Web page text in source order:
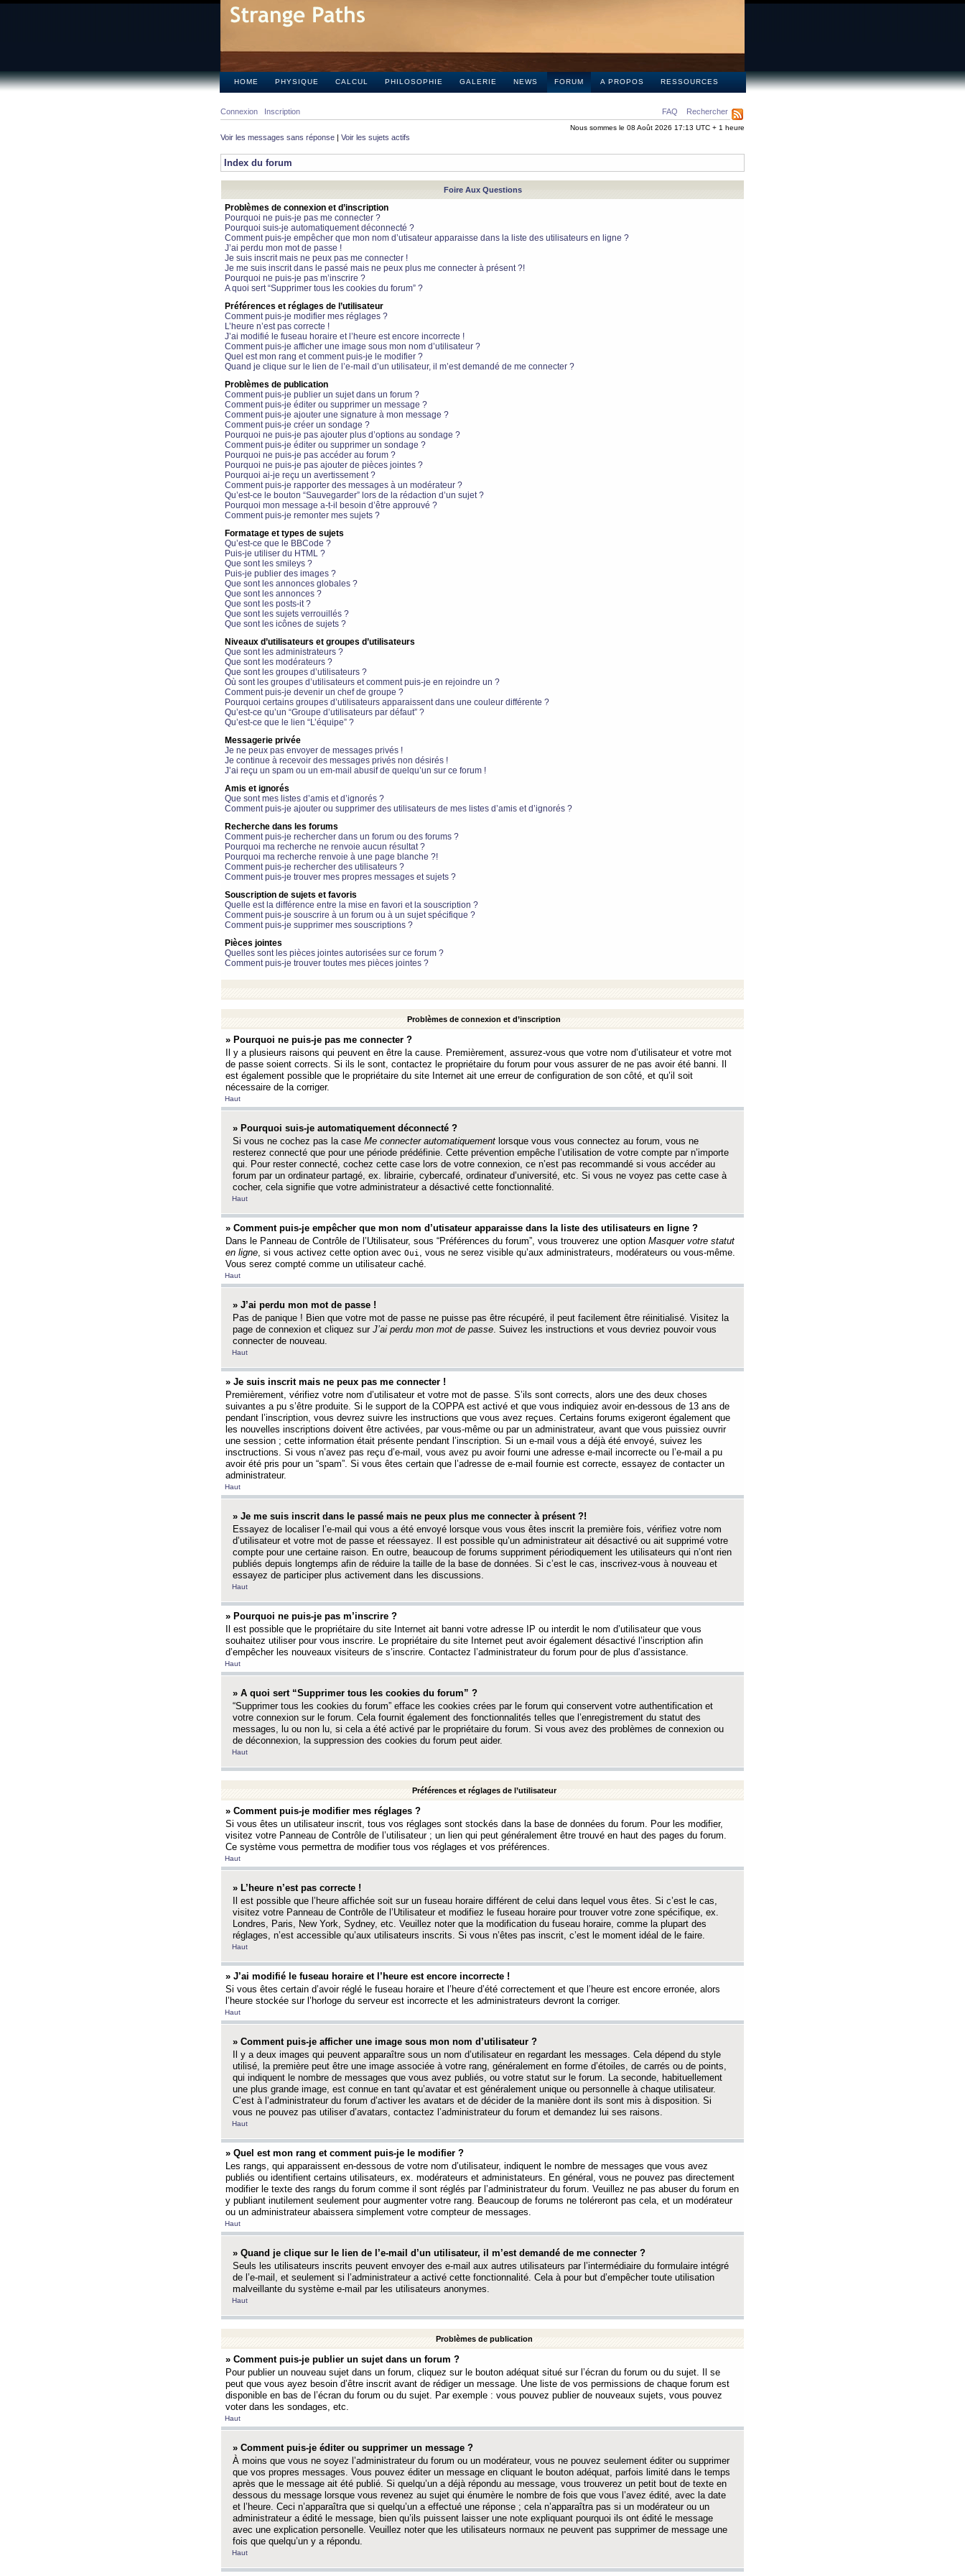
HOME PHYSIQUE CALCUL PHILOSOPHIE GALERIE NEWS FORUM A PROPOS RESSOURCES
FAQ Rechercher
Connexion Inscription
Nous sommes le 08 Août 2026 17:13 UTC + 1 heure
Voir les messages sans réponse | Voir les sujets actifs
Index du forum
Foire Aux Questions
Problèmes de connexion et d’inscription
Pourquoi ne puis-je pas me connecter ?
Pourquoi suis-je automatiquement déconnecté ?
Comment puis-je empêcher que mon nom d’utisateur apparaisse dans la liste des utilisateurs en ligne ?
J’ai perdu mon mot de passe !
Je suis inscrit mais ne peux pas me connecter !
Je me suis inscrit dans le passé mais ne peux plus me connecter à présent ?!
Pourquoi ne puis-je pas m’inscrire ?
A quoi sert “Supprimer tous les cookies du forum” ?
Préférences et réglages de l’utilisateur
Comment puis-je modifier mes réglages ?
L’heure n’est pas correcte !
J’ai modifié le fuseau horaire et l’heure est encore incorrecte !
Comment puis-je afficher une image sous mon nom d’utilisateur ?
Quel est mon rang et comment puis-je le modifier ?
Quand je clique sur le lien de l’e-mail d’un utilisateur, il m’est demandé de me connecter ?
Problèmes de publication
Comment puis-je publier un sujet dans un forum ?
Comment puis-je éditer ou supprimer un message ?
Comment puis-je ajouter une signature à mon message ?
Comment puis-je créer un sondage ?
Pourquoi ne puis-je pas ajouter plus d’options au sondage ?
Comment puis-je éditer ou supprimer un sondage ?
Pourquoi ne puis-je pas accéder au forum ?
Pourquoi ne puis-je pas ajouter de pièces jointes ?
Pourquoi ai-je reçu un avertissement ?
Comment puis-je rapporter des messages à un modérateur ?
Qu’est-ce le bouton “Sauvegarder” lors de la rédaction d’un sujet ?
Pourquoi mon message a-t-il besoin d’être approuvé ?
Comment puis-je remonter mes sujets ?
Formatage et types de sujets
Qu’est-ce que le BBCode ?
Puis-je utiliser du HTML ?
Que sont les smileys ?
Puis-je publier des images ?
Que sont les annonces globales ?
Que sont les annonces ?
Que sont les posts-it ?
Que sont les sujets verrouillés ?
Que sont les icônes de sujets ?
Niveaux d’utilisateurs et groupes d’utilisateurs
Que sont les administrateurs ?
Que sont les modérateurs ?
Que sont les groupes d’utilisateurs ?
Où sont les groupes d’utilisateurs et comment puis-je en rejoindre un ?
Comment puis-je devenir un chef de groupe ?
Pourquoi certains groupes d’utilisateurs apparaissent dans une couleur différente ?
Qu’est-ce qu’un “Groupe d’utilisateurs par défaut” ?
Qu’est-ce que le lien “L’équipe” ?
Messagerie privée
Je ne peux pas envoyer de messages privés !
Je continue à recevoir des messages privés non désirés !
J’ai reçu un spam ou un em-mail abusif de quelqu’un sur ce forum !
Amis et ignorés
Que sont mes listes d’amis et d’ignorés ?
Comment puis-je ajouter ou supprimer des utilisateurs de mes listes d’amis et d’ignorés ?
Recherche dans les forums
Comment puis-je rechercher dans un forum ou des forums ?
Pourquoi ma recherche ne renvoie aucun résultat ?
Pourquoi ma recherche renvoie à une page blanche ?!
Comment puis-je rechercher des utilisateurs ?
Comment puis-je trouver mes propres messages et sujets ?
Souscription de sujets et favoris
Quelle est la différence entre la mise en favori et la souscription ?
Comment puis-je souscrire à un forum ou à un sujet spécifique ?
Comment puis-je supprimer mes souscriptions ?
Pièces jointes
Quelles sont les pièces jointes autorisées sur ce forum ?
Comment puis-je trouver toutes mes pièces jointes ?
Problèmes de connexion et d’inscription
» Pourquoi ne puis-je pas me connecter ?
Il y a plusieurs raisons qui peuvent en être la cause. Premièrement, assurez-vous que votre nom d’utilisateur et votre mot
de passe soient corrects. Si ils le sont, contactez le propriétaire du forum pour vous assurer de ne pas avoir été banni. Il
est également possible que le propriétaire du site Internet ait une erreur de configuration de son côté, et qu’il soit
nécessaire de la corriger.
Haut
» Pourquoi suis-je automatiquement déconnecté ?
Si vous ne cochez pas la case Me connecter automatiquement lorsque vous vous connectez au forum, vous ne
resterez connecté que pour une période prédéfinie. Cette prévention empêche l’utilisation de votre compte par n’importe
qui. Pour rester connecté, cochez cette case lors de votre connexion, ce n’est pas recommandé si vous accéder au
forum par un ordinateur partagé, ex. librairie, cybercafé, ordinateur d’université, etc. Si vous ne voyez pas cette case à
cocher, cela signifie que votre administrateur a désactivé cette fonctionnalité.
Haut
» Comment puis-je empêcher que mon nom d’utisateur apparaisse dans la liste des utilisateurs en ligne ?
Dans le Panneau de Contrôle de l’Utilisateur, sous “Préférences du forum”, vous trouverez une option Masquer votre statut
en ligne, si vous activez cette option avec Oui , vous ne serez visible qu’aux administrateurs, modérateurs ou vous-même.
Vous serez compté comme un utilisateur caché.
Haut
» J’ai perdu mon mot de passe !
Pas de panique ! Bien que votre mot de passe ne puisse pas être récupéré, il peut facilement être réinitialisé. Visitez la
page de connexion et cliquez sur J’ai perdu mon mot de passe. Suivez les instructions et vous devriez pouvoir vous
connecter de nouveau.
Haut
» Je suis inscrit mais ne peux pas me connecter !
Premièrement, vérifiez votre nom d’utilisateur et votre mot de passe. S’ils sont corrects, alors une des deux choses
suivantes a pu s’être produite. Si le support de la COPPA est activé et que vous indiquiez avoir en-dessous de 13 ans de
pendant l’inscription, vous devrez suivre les instructions que vous avez reçues. Certains forums exigeront également que
les nouvelles inscriptions doivent être activées, par vous-même ou par un administrateur, avant que vous puissiez ouvrir
une session ; cette information était présente pendant l’inscription. Si un e-mail vous a déjà été envoyé, suivez les
insctructions. Si vous n’avez pas reçu d’e-mail, vous avez pu avoir fourni une adresse e-mail incorrecte ou l’e-mail a pu
avoir été pris pour un “spam”. Si vous êtes certain que l’adresse de e-mail fournie est correcte, essayez de contacter un
administrateur.
Haut
» Je me suis inscrit dans le passé mais ne peux plus me connecter à présent ?!
Essayez de localiser l’e-mail qui vous a été envoyé lorsque vous vous êtes inscrit la première fois, vérifiez votre nom
d’utilisateur et votre mot de passe et réessayez. Il est possible qu’un administrateur ait désactivé ou ait supprimé votre
compte pour une certaine raison. En outre, beaucoup de forums suppriment périodiquement les utilisateurs qui n’ont rien
publiés depuis longtemps afin de réduire la taille de la base de données. Si c’est le cas, inscrivez-vous à nouveau et
essayez de participer plus activement dans les discussions.
Haut
» Pourquoi ne puis-je pas m’inscrire ?
Il est possible que le propriétaire du site Internet ait banni votre adresse IP ou interdit le nom d’utilisateur que vous
souhaitez utiliser pour vous inscrire. Le propriétaire du site Internet peut avoir également désactivé l’inscription afin
d’empêcher les nouveaux visiteurs de s’inscrire. Contactez l’administrateur du forum pour de plus d’assistance.
Haut
» A quoi sert “Supprimer tous les cookies du forum” ?
“Supprimer tous les cookies du forum” efface les cookies crées par le forum qui conservent votre authentification et
votre connexion sur le forum. Cela fournit également des fonctionnalités telles que l’enregistrement du statut des
messages, lu ou non lu, si cela a été activé par le propriétaire du forum. Si vous avez des problèmes de connexion ou
de déconnexion, la suppression des cookies du forum peut aider.
Haut
Préférences et réglages de l’utilisateur
» Comment puis-je modifier mes réglages ?
Si vous êtes un utilisateur inscrit, tous vos réglages sont stockés dans la base de données du forum. Pour les modifier,
visitez votre Panneau de Contrôle de l’utilisateur ; un lien qui peut généralement être trouvé en haut des pages du forum.
Ce système vous permettra de modifier tous vos réglages et vos préférences.
Haut
» L’heure n’est pas correcte !
Il est possible que l’heure affichée soit sur un fuseau horaire différent de celui dans lequel vous êtes. Si c’est le cas,
visitez votre Panneau de Contrôle de l’Utilisateur et modifiez le fuseau horaire pour trouver votre zone spécifique, ex.
Londres, Paris, New York, Sydney, etc. Veuillez noter que la modification du fuseau horaire, comme la plupart des
réglages, n’est accessible qu’aux utilisateurs inscrits. Si vous n’êtes pas inscrit, c’est le moment idéal de le faire.
Haut
» J’ai modifié le fuseau horaire et l’heure est encore incorrecte !
Si vous êtes certain d’avoir réglé le fuseau horaire et l’heure d’été correctement et que l’heure est encore erronée, alors
l’heure stockée sur l’horloge du serveur est incorrecte et les administrateurs devront la corriger.
Haut
» Comment puis-je afficher une image sous mon nom d’utilisateur ?
Il y a deux images qui peuvent apparaître sous un nom d’utilisateur en regardant les messages. Cela dépend du style
utilisé, la première peut être une image associée à votre rang, généralement en forme d’étoiles, de carrés ou de points,
qui indiquent le nombre de messages que vous avez publiés, ou votre statut sur le forum. La seconde, habituellement
une plus grande image, est connue en tant qu’avatar et est généralement unique ou personnelle à chaque utilisateur.
C’est à l’administrateur du forum d’activer les avatars et de décider de la manière dont ils sont mis à disposition. Si
vous ne pouvez pas utiliser d’avatars, contactez l’administrateur du forum et demandez lui ses raisons.
Haut
» Quel est mon rang et comment puis-je le modifier ?
Les rangs, qui apparaissent en-dessous de votre nom d’utilisateur, indiquent le nombre de messages que vous avez
publiés ou identifient certains utilisateurs, ex. modérateurs et administateurs. En général, vous ne pouvez pas directement
modifier le texte des rangs du forum comme il sont réglés par l’administrateur du forum. Veuillez ne pas abuser du forum en
y publiant inutilement seulement pour augmenter votre rang. Beaucoup de forums ne toléreront pas cela, et un modérateur
ou un administrateur abaissera simplement votre compteur de messages.
Haut
» Quand je clique sur le lien de l’e-mail d’un utilisateur, il m’est demandé de me connecter ?
Seuls les utilisateurs inscrits peuvent envoyer des e-mail aux autres utilisateurs par l’intermédiaire du formulaire intégré
de l’e-mail, et seulement si l’administrateur a activé cette fonctionnalité. Cela à pour but d’empêcher toute utilisation
malveillante du système e-mail par les utilisateurs anonymes.
Haut
Problèmes de publication
» Comment puis-je publier un sujet dans un forum ?
Pour publier un nouveau sujet dans un forum, cliquez sur le bouton adéquat situé sur l’écran du forum ou du sujet. Il se
peut que vous ayez besoin d’être inscrit avant de rédiger un message. Une liste de vos permissions de chaque forum est
disponible en bas de l’écran du forum ou du sujet. Par exemple : vous pouvez publier de nouveaux sujets, vous pouvez
voter dans les sondages, etc.
Haut
» Comment puis-je éditer ou supprimer un message ?
À moins que vous ne soyez l’administrateur du forum ou un modérateur, vous ne pouvez seulement éditer ou supprimer
que vos propres messages. Vous pouvez éditer un message en cliquant le bouton adéquat, parfois limité dans le temps
après que le message ait été publié. Si quelqu’un a déjà répondu au message, vous trouverez un petit bout de texte en
dessous du message lorsque vous revenez au sujet qui énumère le nombre de fois que vous l’avez édité, avec la date
et l’heure. Ceci n’apparaîtra que si quelqu’un a effectué une réponse ; cela n’apparaîtra pas si un modérateur ou un
administrateur a édité le message, bien qu’ils puissent laisser une note expliquant pourquoi ils ont édité le message
avec une explication personelle. Veuillez noter que les utilisateurs normaux ne peuvent pas supprimer de message une
fois que quelqu’un y a répondu.
Haut